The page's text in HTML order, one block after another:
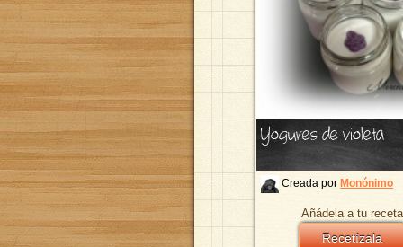
Yogures de violeta
Creada por Monónimo
Añádela a tu
Recetízala